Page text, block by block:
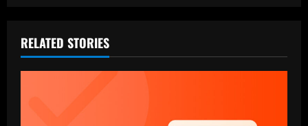
v
i
RELATED STORIES